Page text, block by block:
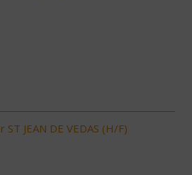
JEAN DE VEDAS (H/F)